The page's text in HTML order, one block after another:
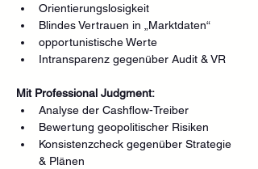
Orientierungslosigkeit
Blindes Vertrauen in „Marktdaten“
opportunistische Werte
Intransparenz gegenüber Audit & VR
Mit Professional Judgment:
Analyse der Cashflow-Treiber
Bewertung geopolitischer Risiken
Konsistenzcheck gegenüber Strategie
& Plänen